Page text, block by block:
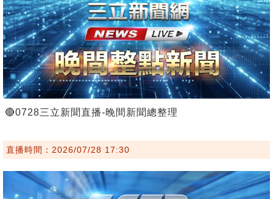
🔴0728三立新聞直播-晚間新聞總整理
直播時間：2026/07/28 17:30